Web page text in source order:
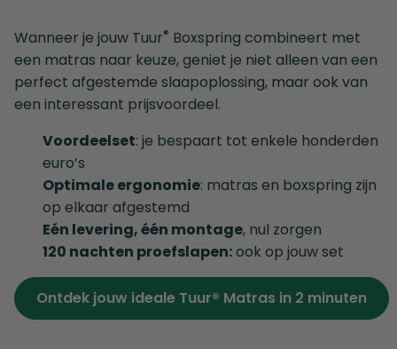
Wanneer je jouw Tuur® Boxspring combineert met
een matras naar keuze, geniet je niet alleen van een
perfect afgestemde slaapoplossing, maar ook van
een interessant prijsvoordeel.
Voordeelset: je bespaart tot enkele honderden
euro’s
Optimale ergonomie: matras en boxspring zijn
op elkaar afgestemd
Eén levering, één montage, nul zorgen
120 nachten proefslapen:ook op jouw set
Ontdek jouw ideale Tuur® Matras in 2 minuten